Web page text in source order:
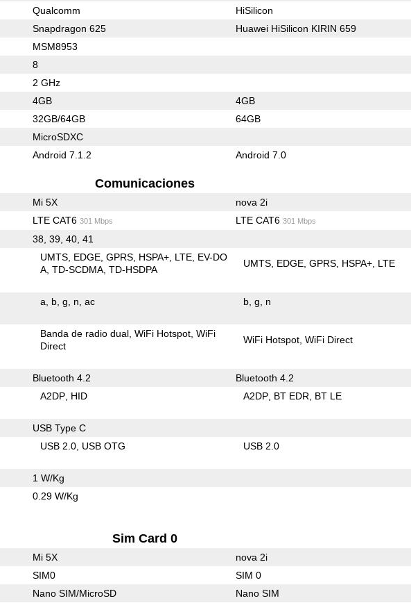
Qualcomm HiSilicon
Snapdragon 625 Huawei HiSilicon KIRIN 659
MSM8953
8
2 GHz
4GB 4GB
32GB/64GB 64GB
MicroSDXC
Android 7.1.2 Android 7.0
Comunicaciones
Mi 5X nova 2i
LTE CAT6 301 Mbps LTE CAT6 301 Mbps
38, 39, 40, 41
UMTS EDGE GPRS HSPA+ LTE EV-DO
A TD-SCDMA TD-HSDPA
UMTS EDGE GPRS HSPA+ LTE
a b g n ac b g n
Banda de radio dual WiFi Hotspot WiFi
Direct
WiFi Hotspot WiFi Direct
Bluetooth 4.2 Bluetooth 4.2
A2DP HID A2DP BT EDR BT LE
USB Type C
USB 2.0 USB OTG USB 2.0
1 W/Kg
0.29 W/Kg
Sim Card 0
Mi 5X nova 2i
SIM0 SIM 0
Nano SIM/MicroSD Nano SIM